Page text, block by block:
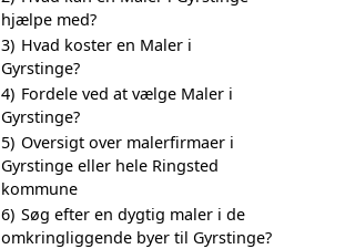
hjælpe med?
3) Hvad koster en Maler i
Gyrstinge?
4) Fordele ved at vælge Maler i
Gyrstinge?
5) Oversigt over malerfirmaer i
Gyrstinge eller hele Ringsted
kommune
6) Søg efter en dygtig maler i de
omkringliggende byer til Gyrstinge?